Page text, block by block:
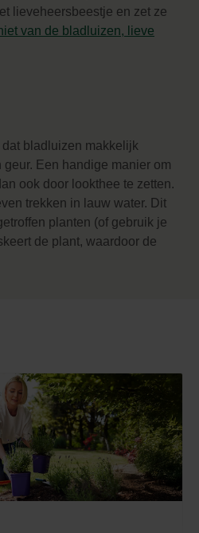
lieveheersbeestje en zet ze
van de bladluizen, lieve
bladluizen makkelijk
Een handige manier om
ook door lookthee te zetten.
trekken in lauw water. Dit
planten (of gebruik je
de plant, waardoor de